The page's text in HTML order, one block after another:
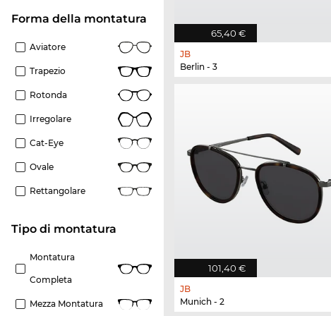
forma della montatura
Aviatore
Trapezio
Rotonda
Irregolare
Cat-Eye
Ovale
Rettangolare
Tipo di montatura
Montatura
Completa
Mezza Montatura
65,40 €
JB
Berlin - 3
101,40 €
JB
Munich - 2